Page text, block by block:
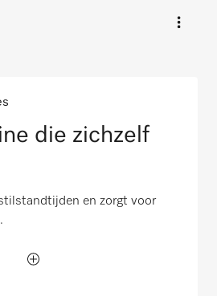
die zichzelf
en zorgt voor